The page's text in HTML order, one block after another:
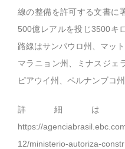
線の整備を許可する文書に
500億レアルを投じ3500キ
路線はサンパウロ州、マッ
マラニョン州、ミナスジェ
ピアウイ州、ペルナンブコ
詳細は
https://
12/ministerio-autoriza-